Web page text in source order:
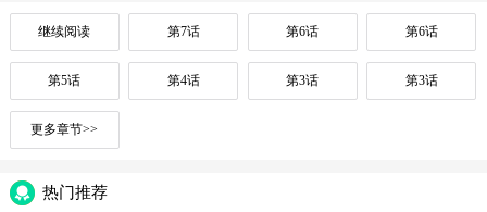
继续阅读 第7话 第6话 第6话
第5话 第4话 第3话 第3话
更多章节>>
热门推荐